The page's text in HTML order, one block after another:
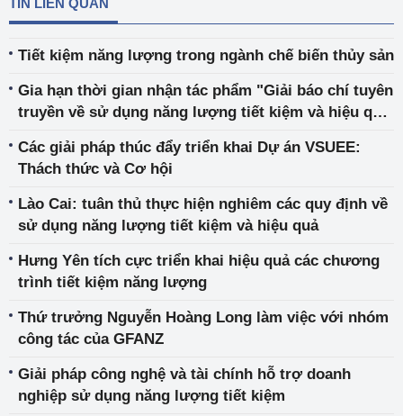
TIN LIÊN QUAN
Tiết kiệm năng lượng trong ngành chế biến thủy sản
Gia hạn thời gian nhận tác phẩm "Giải báo chí tuyên
truyền về sử dụng năng lượng tiết kiệm và hiệu quả
Các giải pháp thúc đẩy triển khai Dự án VSUEE:
Thách thức và Cơ hội
Lào Cai: tuân thủ thực hiện nghiêm các quy định về
sử dụng năng lượng tiết kiệm và hiệu quả
Hưng Yên tích cực triển khai hiệu quả các chương
trình tiết kiệm năng lượng
Thứ trưởng Nguyễn Hoàng Long làm việc với nhóm
công tác của GFANZ
Giải pháp công nghệ và tài chính hỗ trợ doanh
nghiệp sử dụng năng lượng tiết kiệm